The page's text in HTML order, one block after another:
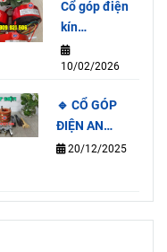
Cổ góp điện
kín
SRH2078-
2P (15A)
10/02/2026
🔹 CỔ GÓP
ĐIỆN AN
TOÀN 3 PHA
20/12/2025